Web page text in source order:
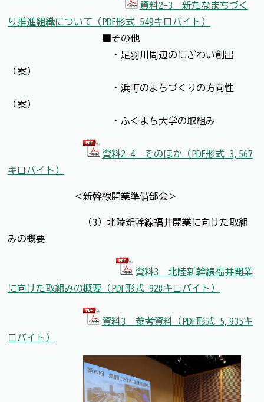
資料2-3 新たなまちづく
り推進組織について（PDF形式 549キロバイト）
■その他
・足羽川周辺のにぎわい創出
（案）
・浜町のまちづくりの方向性
（案）
・ふくまち大学の取組み
資料2-4 そのほか（PDF形式 3,567
キロバイト）
＜新幹線開業準備部会＞
（3）北陸新幹線福井開業に向けた取組
みの概要
資料3 北陸新幹線福井開業
に向けた取組みの概要（PDF形式 928キロバイト）
資料3 参考資料（PDF形式 5,935キ
ロバイト）